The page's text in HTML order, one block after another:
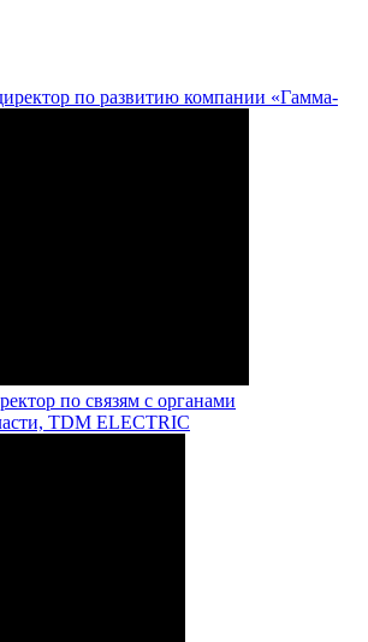
по развитию компании «Гамма-
по связям с органами
TDM ELECTRIC